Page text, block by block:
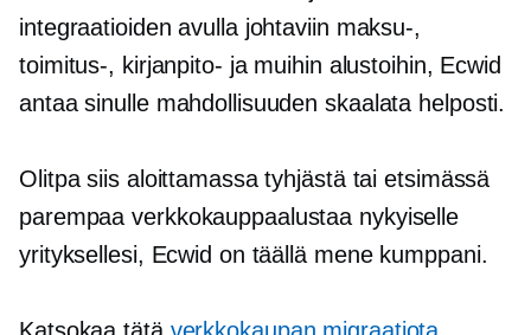
integraatioiden avulla johtaviin maksu-,
toimitus-, kirjanpito- ja muihin alustoihin, Ecwid
antaa sinulle mahdollisuuden skaalata helposti.
Olitpa siis aloittamassa tyhjästä tai etsimässä
parempaa verkkokauppaalustaa nykyiselle
yrityksellesi, Ecwid on täällä menekumppani.